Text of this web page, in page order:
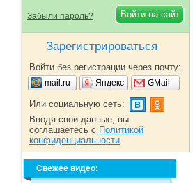
Забыли пароль?
Зарегистрироваться
Войти без регистрации через почту:
mail.ru Яндекс GMail
Или социальную сеть:
Вводя свои данные, вы
соглашаетесь с Политикой
конфиденциальности
Свежее видео: